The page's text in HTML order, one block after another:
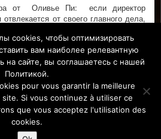
от Оливье Пи: если директор
от своего главного дела,
БРЮССЕ́ЛЬ - БЕ́ЛЬГИЯ
Афиша Париж-Европа © 2011-
droits réservés/
Mentions légales
cookies, чтобы оптимизировать
вам наиболее релевантную
на сайте, вы соглашаетесь с нашей
Политикой.
pour vous garantir la meilleure
Si vous continuez à utiliser ce
que vous acceptez l'utilisation des
cookies.